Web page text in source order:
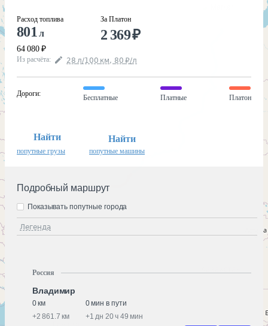
Расход топлива
801 л
64 080 ₽
За Платон
2 369₽
Из расчёта: 28 л/100 км, 80 ₽/л
Дороги:
Бесплатные Платные Платон
Найти
попутные грузы
Найти
попутные машины
Подробный маршрут
Легенда
Показывать попутные города
Россия
Владимир
0 км
0 мин в пути
+2 861.7 км +1 дн 20 ч 49 мин